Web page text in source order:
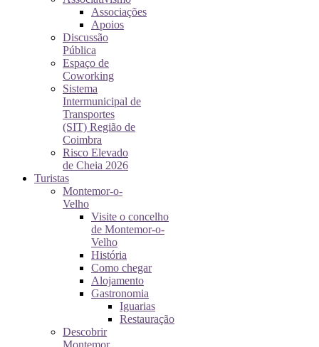
Associações
Apoios
Discussão
Pública
Espaço de
Coworking
Sistema
Intermunicipal de
Transportes
(SIT) Região de
Coimbra
Risco Elevado
de Cheia 2026
Turistas
Montemor-o-
Velho
Visite o concelho
de Montemor-o-
Velho
História
Como chegar
Alojamento
Gastronomia
Iguarias
Restauração
Descobrir
Montemor